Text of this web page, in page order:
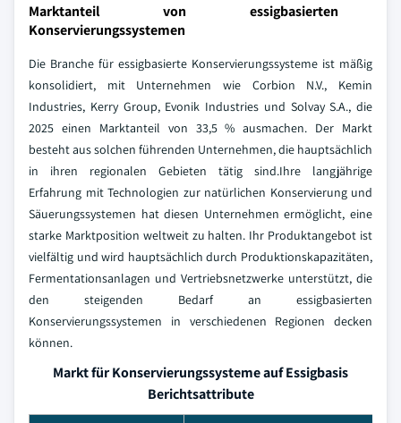
Marktanteil von essigbasierten
Konservierungssystemen
Die Branche für essigbasierte Konservierungssysteme ist mäßig
konsolidiert, mit Unternehmen wie Corbion N.V., Kemin
Industries, Kerry Group, Evonik Industries und Solvay S.A., die
2025 einen Marktanteil von 33,5 % ausmachen. Der Markt
besteht aus solchen führenden Unternehmen, die hauptsächlich
in ihren regionalen Gebieten tätig sind.Ihre langjährige
Erfahrung mit Technologien zur natürlichen Konservierung und
Säuerungssystemen hat diesen Unternehmen ermöglicht, eine
starke Marktposition weltweit zu halten. Ihr Produktangebot ist
vielfältig und wird hauptsächlich durch Produktionskapazitäten,
Fermentationsanlagen und Vertriebsnetzwerke unterstützt, die
den steigenden Bedarf an essigbasierten
Konservierungssystemen in verschiedenen Regionen decken
können.
Markt für Konservierungssysteme auf Essigbasis
Berichtsattribute